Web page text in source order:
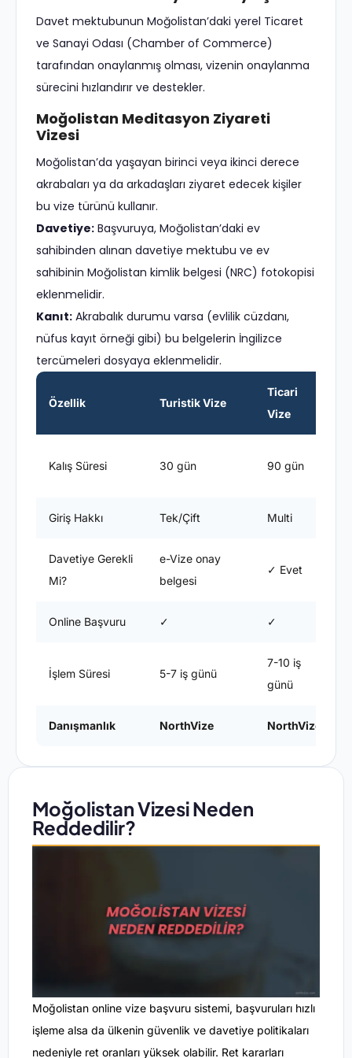
Davet mektubunun Moğolistan’daki yerel Ticaret
ve Sanayi Odası (Chamber of Commerce)
tarafından onaylanmış olması, vizenin onaylanma
sürecini hızlandırır ve destekler.
Moğolistan Meditasyon Ziyareti
Vizesi
Moğolistan’da yaşayan birinci veya ikinci derece
akrabaları ya da arkadaşları ziyaret edecek kişiler
bu vize türünü kullanır.
Davetiye: Başvuruya, Moğolistan’daki ev
sahibinden alınan davetiye mektubu ve ev
sahibinin Moğolistan kimlik belgesi (NRC) fotokopisi
eklenmelidir.
Kanıt: Akrabalık durumu varsa (evlilik cüzdanı,
nüfus kayıt örneği gibi) bu belgelerin İngilizce
tercümeleri dosyaya eklenmelidir.
Özellik Turistik Vize
Ticari
Vize
Kalış Süresi 30 gün 90 gün
Giriş Hakkı Tek/Çift Multi
Davetiye Gerekli
Mi?
e-Vize onay
belgesi
✓ Evet
Online Başvuru ✓ ✓
İşlem Süresi 5-7 iş günü
7-10 iş
günü
Danışmanlık NorthVize NorthVize
Moğolistan Vizesi Neden
Reddedilir?
Moğolistan online vize başvuru sistemi, başvuruları hızlı
işleme alsa da ülkenin güvenlik ve davetiye politikaları
nedeniyle ret oranları yüksek olabilir. Ret kararları